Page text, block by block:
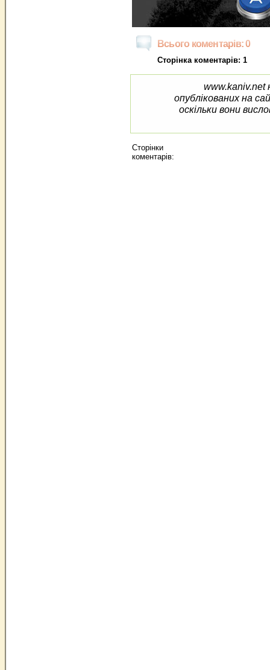
Всього коментарів: 0
Сторінка коментарів: 1
www.kaniv.net
опублікованих на
оскільки вони
Сторінки
коментарів: